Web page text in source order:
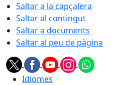
Saltar a la capçalera
Saltar al contingut
Saltar a documents
Saltar al peu de pàgina
Idiomes